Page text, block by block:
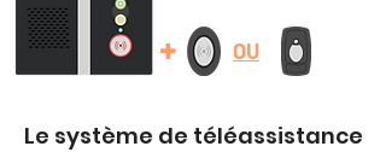
+ OU
Le système de téléassistance